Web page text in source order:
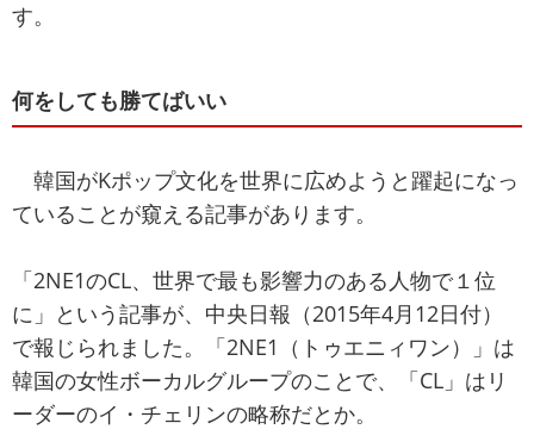
す。
何をしても勝てばいい
韓国がKポップ文化を世界に広めようと躍起になっ
ていることが窺える記事があります。
「2NE1のCL、世界で最も影響力のある人物で１位
に」という記事が、中央日報（2015年4月12日付）
で報じられました。「2NE1（トゥエニィワン）」は
韓国の女性ボーカルグループのことで、「CL」はリ
ーダーのイ・チェリンの略称だとか。